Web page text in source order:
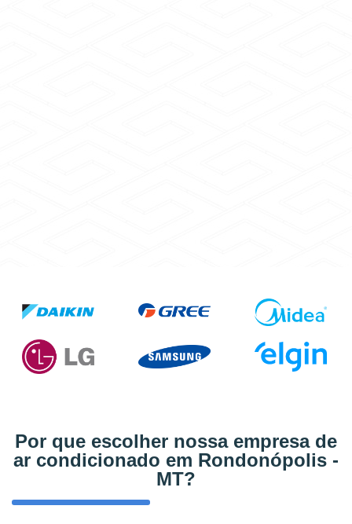
Por que escolher nossa empresa de
ar condicionado em Rondonópolis -
MT?